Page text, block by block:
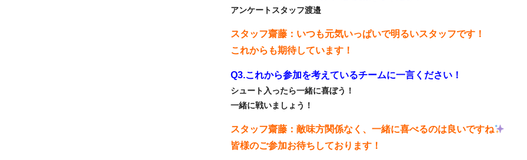
アンケートスタッフ渡邉
スタッフ齋藤：いつも元気いっぱいで明るいスタッフです！
これからも期待しています！
Q3.これから参加を考えているチームに一言ください！
シュート入ったら一緒に喜ぼう！
一緒に戦いましょう！
スタッフ齋藤：敵味方関係なく、一緒に喜べるのは良いですね
皆様のご参加お待ちしております！